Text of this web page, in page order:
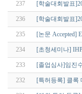
237 [학술대회발표
236 [학술대회발표
235 [논문 Accepted]
234 [초청세미나]
233 [졸업심사]임진
232 [특허등록] 클록